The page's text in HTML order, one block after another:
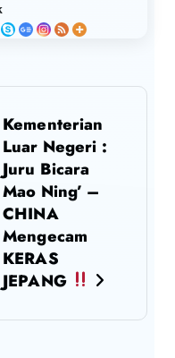
Kementerian
Luar Negeri :
Juru Bicara
Mao Ning’ –
CHINA
Mengecam
KERAS
JEPANG